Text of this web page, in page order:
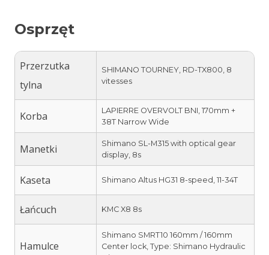
Osprzęt
Przerzutka
tylna
SHIMANO TOURNEY, RD-TX800, 8
vitesses
Korba
LAPIERRE OVERVOLT BNI, 170mm +
38T Narrow Wide
Manetki
Shimano SL-M315 with optical gear
display, 8s
Kaseta Shimano Altus HG31 8-speed, 11-34T
Łańcuch KMC X8 8s
Hamulce
Shimano SMRT10 160mm / 160mm
Center lock, Type: Shimano Hydraulic